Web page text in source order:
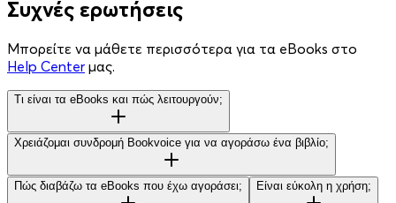
Συχνές ερωτήσεις
Μπορείτε να μάθετε περισσότερα για τα eBooks στο
Help Center μας.
Τι είναι τα eBooks και πώς λειτουργούν;
Χρειάζομαι συνδρομή Bookvoice για να αγοράσω ένα βιβλίο;
Πώς διαβάζω τα eBooks που έχω αγοράσει; Είναι εύκολη η χρήση;